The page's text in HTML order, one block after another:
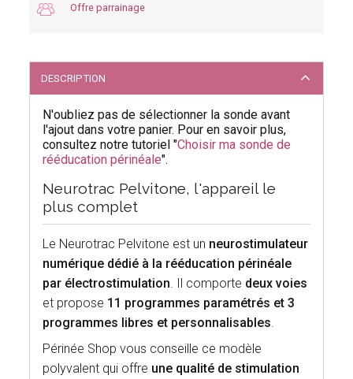
Offre parrainage
DESCRIPTION
N'oubliez pas de sélectionner la sonde avant
l'ajout dans votre panier. Pour en savoir plus,
consultez notre tutoriel "Choisir ma sonde de
rééducation périnéale".
Neurotrac Pelvitone, l'appareil le
plus complet
Le Neurotrac Pelvitone est un neurostimulateur
numérique dédié à la rééducation périnéale
par électrostimulation. Il comporte deux voies
et propose 11 programmes paramétrés et 3
programmes libres et personnalisables.
Périnée Shop vous conseille ce modèle
polyvalent qui offre une qualité de stimulation